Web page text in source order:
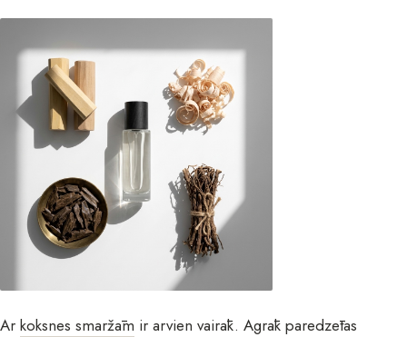
Ar koksnes smaržām ir arvien vairāk. Agrāk paredzētas